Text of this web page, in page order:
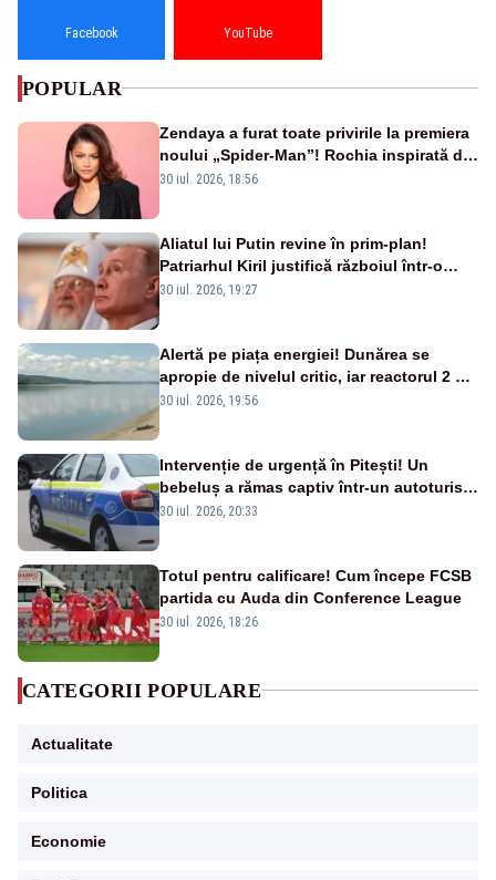
Facebook YouTube
POPULAR
Zendaya a furat toate privirile la premiera
noului „Spider-Man”! Rochia inspirată de
pânza de păianjen a făcut senzație
30 iul. 2026, 18:56
Aliatul lui Putin revine în prim-plan!
Patriarhul Kiril justifică războiul într-o
nouă carte
30 iul. 2026, 19:27
Alertă pe piața energiei! Dunărea se
apropie de nivelul critic, iar reactorul 2 de
la Cernavodă ar putea fi oprit
30 iul. 2026, 19:56
Intervenție de urgență în Pitești! Un
bebeluș a rămas captiv într-un autoturism
din cauza unei defecțiuni
30 iul. 2026, 20:33
Totul pentru calificare! Cum începe FCSB
partida cu Auda din Conference League
30 iul. 2026, 18:26
CATEGORII POPULARE
Actualitate
Politica
Economie